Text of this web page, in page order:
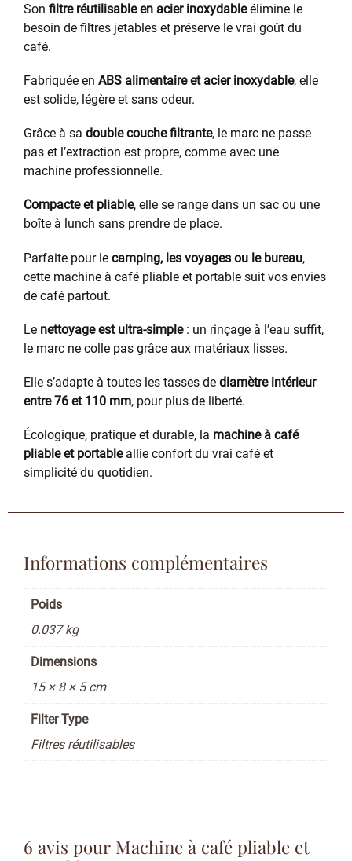
Son filtre réutilisable en acier inoxydableélimine le
besoin de filtres jetables et préserve le vrai goût du
café.
Fabriquée en ABS alimentaire et acier inoxydable, elle
est solide, légère et sans odeur.
Grâce à sa double couche filtrante, le marc ne passe
pas et l’extraction est propre, comme avec une
machine professionnelle.
Compacte et pliable, elle se range dans un sac ou une
boîte à lunch sans prendre de place.
Parfaite pour le camping, les voyages ou le bureau,
cette machine à café pliable et portable suit vos envies
de café partout.
Le nettoyage est ultra-simple: un rinçage à l’eau suffit,
le marc ne colle pas grâce aux matériaux lisses.
Elle s’adapte à toutes les tasses de diamètre intérieur
entre 76 et 110 mm, pour plus de liberté.
Écologique, pratique et durable, la machine à café
pliable et portableallie confort du vrai café et
simplicité du quotidien.
Informations complémentaires
Poids
0.037 kg
Dimensions
15 × 8 × 5 cm
Filter Type
Filtres réutilisables
6 avis pour Machine à café pliable et